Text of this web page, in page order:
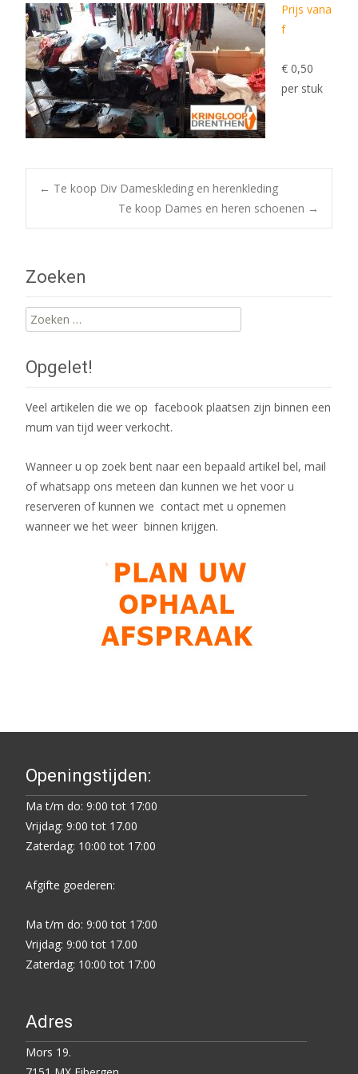
Prijs vana
f
€ 0,50
per stuk
Post
← Te koop Div Dameskleding en herenkleding
Te koop Dames en heren schoenen →
Zoeken
Zoeken
naar:
Opgelet!
Veel artikelen die we op facebook plaatsen zijn binnen een
mum van tijd weer verkocht.
Wanneer u op zoek bent naar een bepaald artikel bel, mail
of whatsapp ons meteen dan kunnen we het voor u
reserveren of kunnen we contact met u opnemen
wanneer we het weer binnen krijgen.
Openingstijden:
Ma t/m do: 9:00 tot 17:00
Vrijdag: 9:00 tot 17.00
Zaterdag: 10:00 tot 17:00
Afgifte goederen:
Ma t/m do: 9:00 tot 17:00
Vrijdag: 9:00 tot 17.00
Zaterdag: 10:00 tot 17:00
Adres
Mors 19.